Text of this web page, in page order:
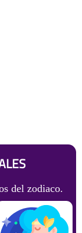
del zodiaco.